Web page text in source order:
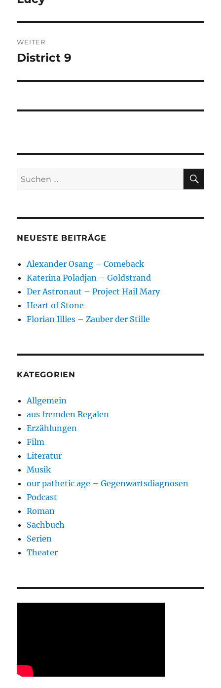
WEITER
Nächster
District 9
Suchen
nach:
NEUESTE BEITRÄGE
Alexander Osang – Comeback
Katerina Poladjan – Goldstrand
Der Astronaut – Project Hail Mary
Heart of Stone
Florian Illies – Zauber der Stille
KATEGORIEN
Allgemein
aus fremden Regalen
Erzählungen
Film
Literatur
Musik
our pathetic age – Gegenwartsdiagnosen
Podcast
Roman
Sachbuch
Serien
Theater